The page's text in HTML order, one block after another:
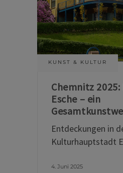
KUNST & KULTUR
Chemnitz
Esche – ein
Entdeckungen in
Kulturhauptstadt
4. Juni 2025